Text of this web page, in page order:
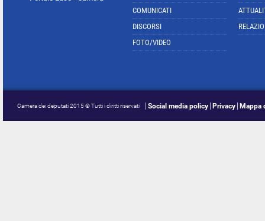
COMUNICATI
DISCORSI
FOTO/VIDEO
Camera dei deputati 2015 © Tutti i diritti riservati Social media policy Privacy Mappa